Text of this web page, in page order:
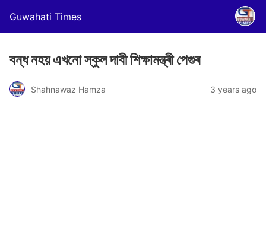
Guwahati Times
বন্ধ নহয় এখনো স্কুল দাবী শিক্ষামন্ত্ৰী পেগুৰ
Shahnawaz Hamza 3 years ago